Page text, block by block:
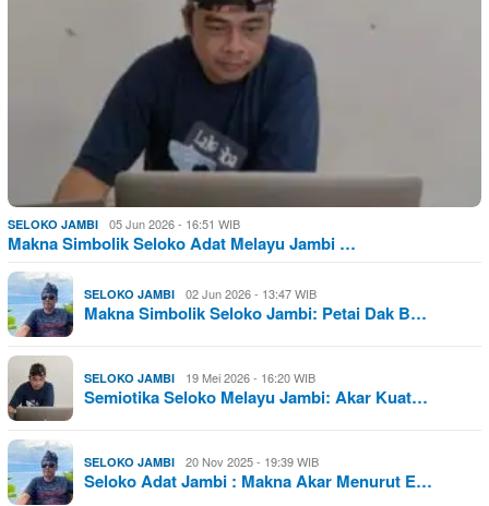
SELOKO JAMBI 05 Jun 2026 - 16:51 WIB
Makna Simbolik Seloko Adat Melayu Jambi …
SELOKO JAMBI 02 Jun 2026 - 13:47 WIB
Makna Simbolik Seloko Jambi: Petai Dak B…
SELOKO JAMBI 19 Mei 2026 - 16:20 WIB
Semiotika Seloko Melayu Jambi: Akar Kuat…
SELOKO JAMBI 20 Nov 2025 - 19:39 WIB
Seloko Adat Jambi : Makna Akar Menurut E…